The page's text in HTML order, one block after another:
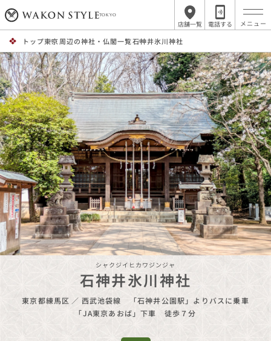
TOKYO
店舗一覧 電話する
トップ東京周辺の神社・仏閣一覧石神井氷川神社
シャクジイヒカワジンジャ
石神井氷川神社
東京都練馬区 ／ 西武池袋線 「石神井公園駅」よりバスに乗車
「JA東京あおば」下車 徒歩７分